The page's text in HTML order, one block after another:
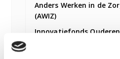
Anders Werken in de
(AWIZ)
Innovatiefonds